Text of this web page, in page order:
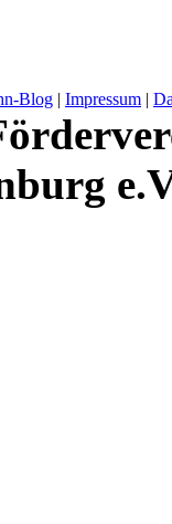
Blog | Impressum |